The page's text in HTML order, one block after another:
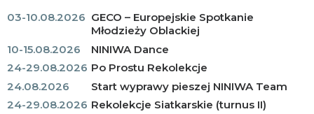
03-10.08.2026 GECO – Europejskie Spotkanie
Młodzieży Oblackiej
10-15.08.2026
NINIWA Dance
24-29.08.2026 Po Prostu Rekolekcje
24.08.2026
Start wyprawy pieszej NINIWA Team
24-29.08.2026 Rekolekcje Siatkarskie (turnus II)